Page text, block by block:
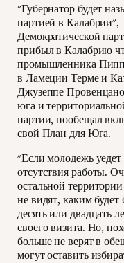
"Губернатор будет
партией в
Демократической
прибыл в Калабрию
промышленника
в Ламеции Терме и
Джузеппе
юга и
партии, пообещал
свой План для Юга.
"Если молодежь уедет
отсутствия работы.
остальной
не видят, каким будет
десять или двадцать
своего визита. Но,
больше не верят в
могут оставить